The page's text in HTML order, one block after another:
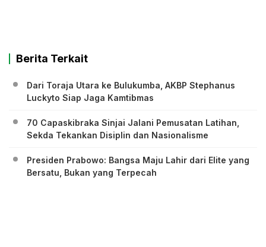
Berita Terkait
Dari Toraja Utara ke Bulukumba, AKBP Stephanus
Luckyto Siap Jaga Kamtibmas
70 Capaskibraka Sinjai Jalani Pemusatan Latihan,
Sekda Tekankan Disiplin dan Nasionalisme
Presiden Prabowo: Bangsa Maju Lahir dari Elite yang
Bersatu, Bukan yang Terpecah